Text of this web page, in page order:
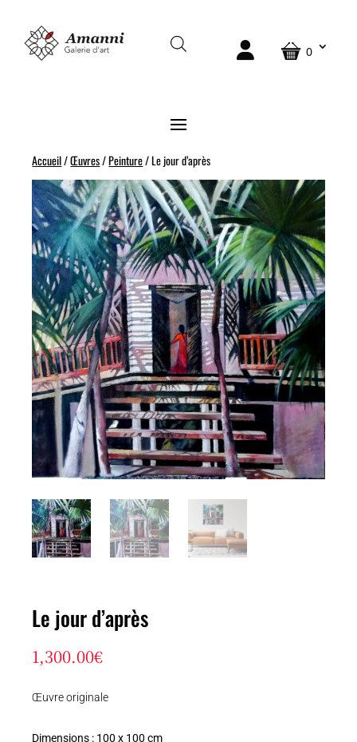
0
Accueil/Œuvres/Peinture/ Le jour d’après
Le jour d’après
1,300.00€
Œuvre originale
Dimensions : 100 x 100 cm